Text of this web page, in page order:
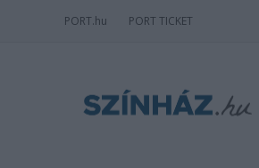
PORT.hu PORT TICKET